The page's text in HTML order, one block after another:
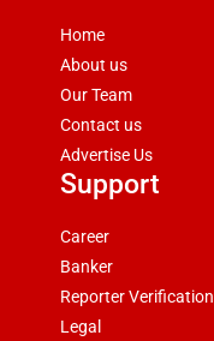
Home
About us
Our Team
Contact us
Advertise Us
Support
Career
Banker
Reporter Verification
Legal